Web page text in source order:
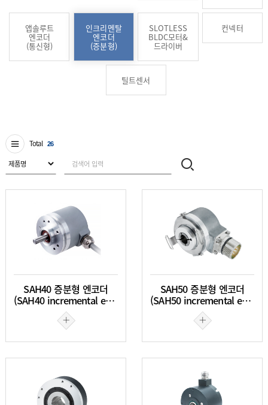
앱솔루트
엔코더
(통신형)
인크리멘탈
엔코더
(증분형)
SLOTLESS
BLDC모터&
드라이버
컨넥터
틸트센서
Total 26
SAH40 증분형 엔코더
(SAH40 incremental encoder)
SAH50 증분형 엔코더
(SAH50 incremental encoder)